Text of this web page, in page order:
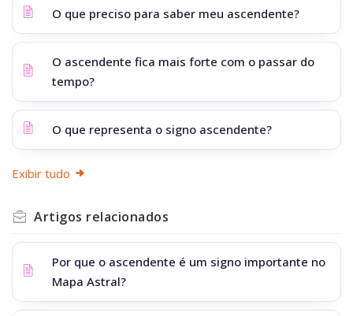
O que preciso para saber meu ascendente?
O ascendente fica mais forte com o passar do
tempo?
O que representa o signo ascendente?
Exibir tudo
Artigos relacionados
Por que o ascendente é um signo importante no
Mapa Astral?